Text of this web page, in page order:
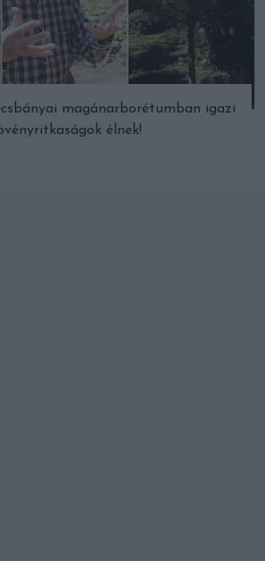
magánarborétumban igazi
élnek!